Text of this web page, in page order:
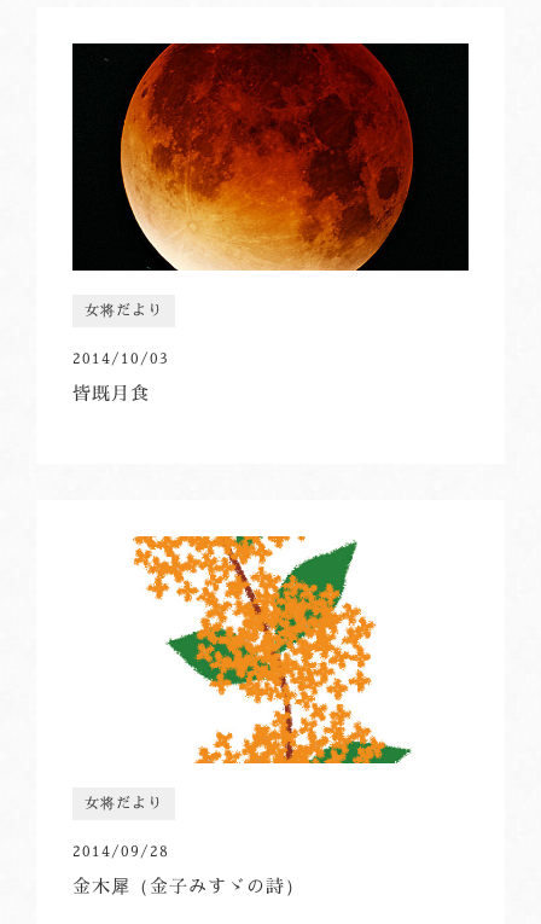
女将だより
2014/10/03
皆既月食
女将だより
2014/09/28
金木犀（金子みすゞの詩）